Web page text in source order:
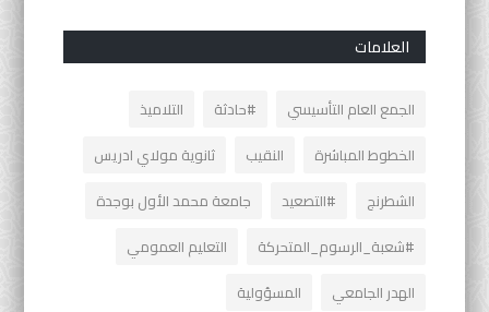
العلامات
الجمع العام التأسيسي #حادثة
التلاميذ
الخطوط المباشرة
النقيب
ثانوية مولاي ادريس
الشطرنج
#التصعيد
جامعة محمد الأول بوجدة
#شعبة_الرسوم_المتحركة
التعليم العمومي
الهدر الجامعي
المسؤولية